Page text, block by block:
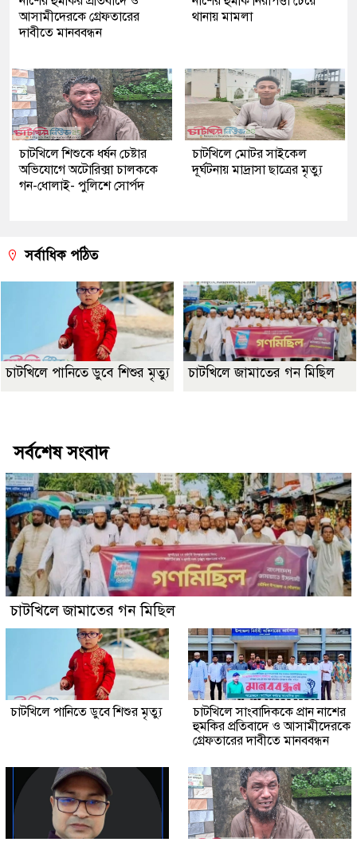
আসামীদেরকে গ্রেফতারের
দাবীতে মানববন্ধন
থানায় মামলা
চাটখিলে শিশুকে ধর্ষন চেষ্টার
অভিযোগে অটোরিক্সা চালককে
গন-ধোলাই- পুলিশে সোর্পদ
চাটখিলে মোটর সাইকেল
দূর্ঘটনায় মাদ্রাসা ছাত্রের মৃত্যু
সর্বাধিক পঠিত
চাটখিলে পানিতে ডুবে শিশুর মৃত্যু চাটখিলে জামাতের গন মিছিল
সর্বশেষ সংবাদ
চাটখিলে জামাতের গন মিছিল
চাটখিলে পানিতে ডুবে শিশুর মৃত্যু
চাটখিলে সাংবাদিককে প্রান নাশের
হুমকির প্রতিবাদে ও আসামীদেরকে
গ্রেফতারের দাবীতে মানববন্ধন